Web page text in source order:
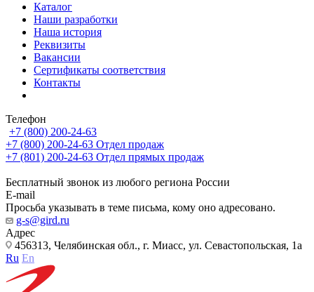
Каталог
Наши разработки
Наша история
Реквизиты
Вакансии
Сертификаты соответствия
Контакты
Телефон
+7 (800) 200-24-63
+7 (800) 200-24-63 Отдел продаж
+7 (801) 200-24-63 Отдел прямых продаж
Бесплатный звонок из любого региона России
E-mail
Просьба указывать в теме письма, кому оно адресовано.
g-s@gird.ru
Адрес
456313, Челябинская обл., г. Миасс, ул. Севастопольская, 1а
Ru En